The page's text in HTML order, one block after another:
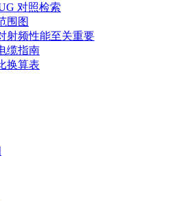
对照检索
围图
射频性能至关重要
缆指南
换算表